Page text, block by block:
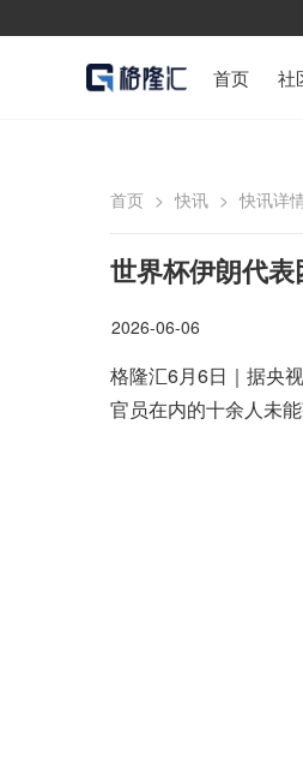
首页 社
首页 > 快讯 > 快讯详
世界杯伊朗代
2026-06-06
格隆汇6月6日｜据央
官员在内的十余人未